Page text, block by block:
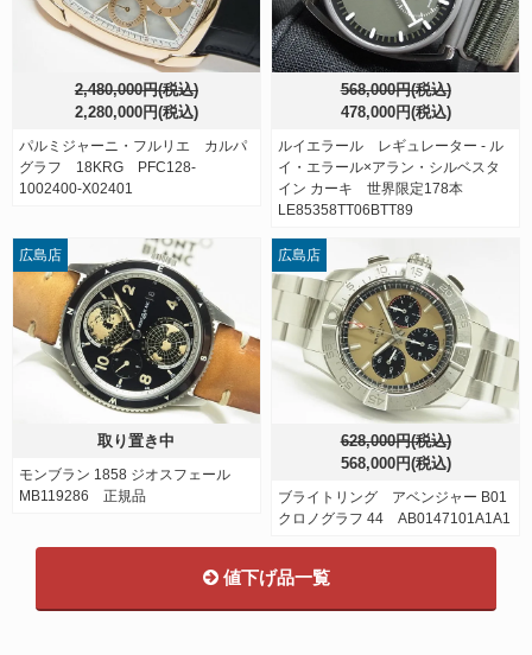
2,480,000円(税込)
2,280,000円(税込)
パルミジャーニ・フルリエ カルパ
グラフ 18KRG PFC128-
1002400-X02401
568,000円(税込)
478,000円(税込)
ルイエラール レギュレーター - ル
イ・エラール×アラン・シルベスタ
イン カーキ 世界限定178本
LE85358TT06BTT89
取り置き中
モンブラン 1858 ジオスフェール
MB119286 正規品
広島店
628,000円(税込)
568,000円(税込)
ブライトリング アベンジャー B01
クロノグラフ 44 AB0147101A1A1
広島店
値下げ品一覧